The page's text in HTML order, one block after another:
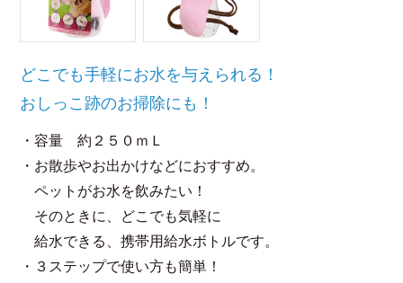
どこでも手軽にお水を与えられる！
おしっこ跡のお掃除にも！
・容量 約２５０ｍＬ
・お散歩やお出かけなどにおすすめ。
ペットがお水を飲みたい！
そのときに、どこでも気軽に
給水できる、携帯用給水ボトルです。
・３ステップで使い方も簡単！